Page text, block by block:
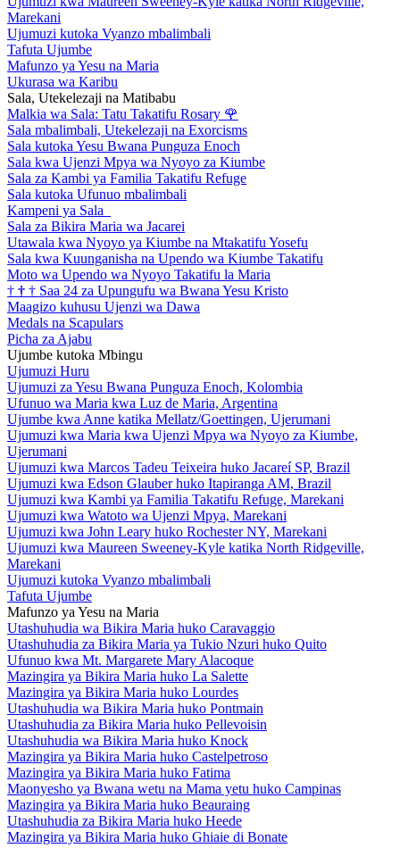
Marekani
Ujumuzi kutoka Vyanzo mbalimbali
Tafuta Ujumbe
Mafunzo ya Yesu na Maria
Ukurasa wa Karibu
Sala, Utekelezaji na Matibabu
Malkia wa Sala: Tatu Takatifu Rosary 🌹
Sala mbalimbali, Utekelezaji na Exorcisms
Sala kutoka Yesu Bwana Punguza Enoch
Sala kwa Ujenzi Mpya wa Nyoyo za Kiumbe
Sala za Kambi ya Familia Takatifu Refuge
Sala kutoka Ufunuo mbalimbali
Kampeni ya Sala
Sala za Bikira Maria wa Jacarei
Utawala kwa Nyoyo ya Kiumbe na Mtakatifu Yosefu
Sala kwa Kuunganisha na Upendo wa Kiumbe Takatifu
Moto wa Upendo wa Nyoyo Takatifu la Maria
† † † Saa 24 za Upungufu wa Bwana Yesu Kristo
Maagizo kuhusu Ujenzi wa Dawa
Medals na Scapulars
Picha za Ajabu
Ujumbe kutoka Mbingu
Ujumuzi Huru
Ujumuzi za Yesu Bwana Punguza Enoch, Kolombia
Ufunuo wa Maria kwa Luz de Maria, Argentina
Ujumbe kwa Anne katika Mellatz/Goettingen, Ujerumani
Ujumuzi kwa Maria kwa Ujenzi Mpya wa Nyoyo za Kiumbe,
Ujerumani
Ujumuzi kwa Marcos Tadeu Teixeira huko Jacareí SP, Brazil
Ujumuzi kwa Edson Glauber huko Itapiranga AM, Brazil
Ujumuzi kwa Kambi ya Familia Takatifu Refuge, Marekani
Ujumuzi kwa Watoto wa Ujenzi Mpya, Marekani
Ujumuzi kwa John Leary huko Rochester NY, Marekani
Ujumuzi kwa Maureen Sweeney-Kyle katika North Ridgeville,
Marekani
Ujumuzi kutoka Vyanzo mbalimbali
Tafuta Ujumbe
Mafunzo ya Yesu na Maria
Utashuhudia wa Bikira Maria huko Caravaggio
Utashuhudia za Bikira Maria ya Tukio Nzuri huko Quito
Ufunuo kwa Mt. Margarete Mary Alacoque
Mazingira ya Bikira Maria huko La Salette
Mazingira ya Bikira Maria huko Lourdes
Utashuhudia wa Bikira Maria huko Pontmain
Utashuhudia za Bikira Maria huko Pellevoisin
Utashuhudia wa Bikira Maria huko Knock
Mazingira ya Bikira Maria huko Castelpetroso
Mazingira ya Bikira Maria huko Fatima
Maonyesho ya Bwana wetu na Mama yetu huko Campinas
Mazingira ya Bikira Maria huko Beauraing
Utashuhudia za Bikira Maria huko Heede
Mazingira ya Bikira Maria huko Ghiaie di Bonate